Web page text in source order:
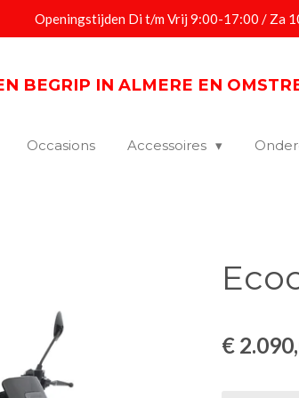
Openingstijden Di t/m Vrij 9:00-17:00 / Za
BEGRIP IN ALMERE EN
Occasions Accessoires
€